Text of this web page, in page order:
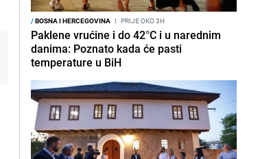
/BOSNA I HERCEGOVINA I PRIJE OKO 3H
Paklene vrućine i do 42°C i u narednim
danima: Poznato kada će pasti
temperature u BiH